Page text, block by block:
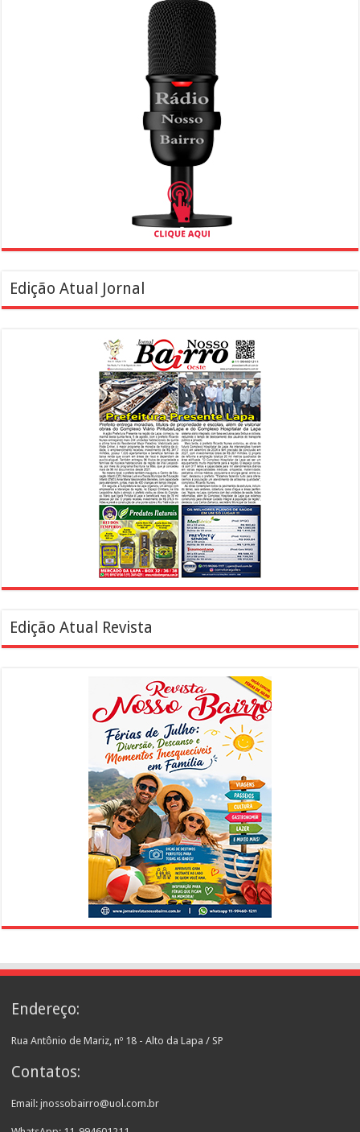
Edição Atual Jornal
Edição Atual Revista
Endereço:
Rua Antônio de Mariz, nº 18 - Alto da Lapa / SP
Contatos:
Email: jnossobairro@uol.com.br